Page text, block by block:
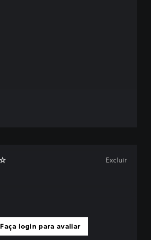
Faça login para avaliar
Excluir